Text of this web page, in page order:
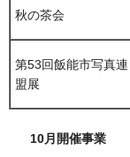
秋の茶会
第53回飯能市写真連
盟展
10月開催事業